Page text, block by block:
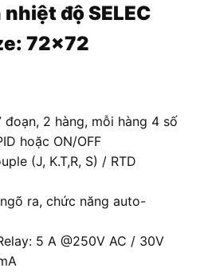
độ SELEC
72×72
đoạn, 2 hàng, mỗi hàng 4 số
hoặc ON/OFF
(J, K.T,R, S) / RTD
ra, chức năng auto-
5 A @250V AC / 30V